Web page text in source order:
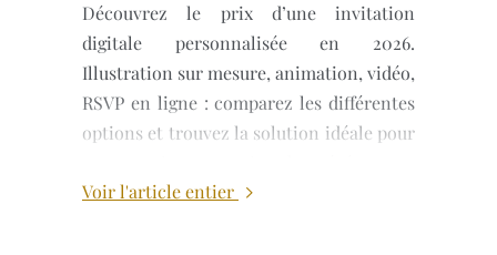
Découvrez le prix d’une invitation
digitale personnalisée en 2026.
Illustration sur mesure, animation, vidéo,
RSVP en ligne : comparez les différentes
options et trouvez la solution idéale pour
privé.
Voir l'article entier